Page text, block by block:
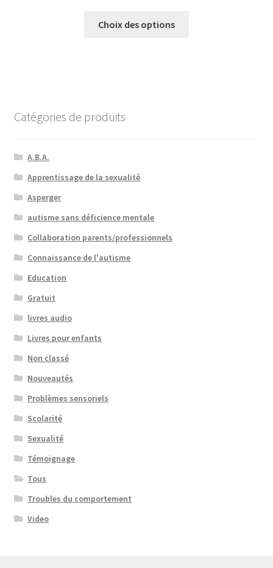
Choix des options
Catégories de produits
A.B.A.
Apprentissage de la sexualité
Asperger
autisme sans déficience mentale
Collaboration parents/professionnels
Connaissance de l'autisme
Education
Gratuit
livres audio
Livres pour enfants
Non classé
Nouveautés
Problèmes sensoriels
Scolarité
Sexualité
Témoignage
Tous
Troubles du comportement
Video